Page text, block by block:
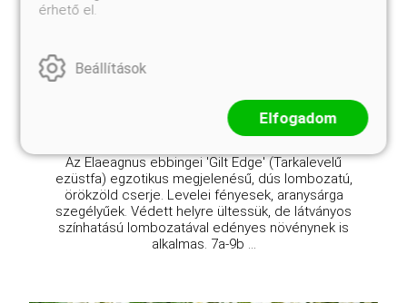
Az Elaeagnus ebbingei 'Gilt Edge' (Tarkalevelű
ezüstfa) egzotikus megjelenésű, dús lombozatú,
örökzöld cserje. Levelei fényesek, aranysárga
szegélyűek. Védett helyre ültessük, de látványos
színhatású lombozatával edényes növénynek is
alkalmas. 7a-9b ...
érhető el.
Beállítások
Elfogadom